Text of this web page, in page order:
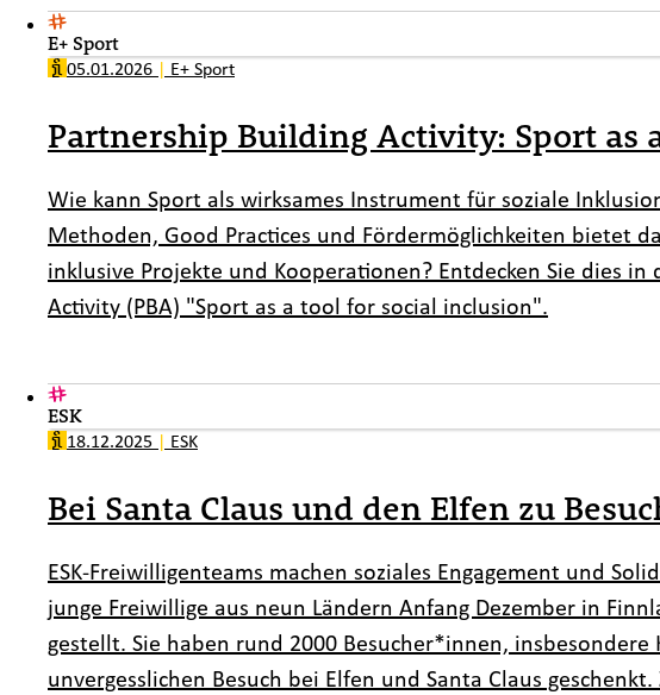
E+ Sport
05.01.2026 | E+ Sport
Partnership Building Activity: Sport
Wie kann Sport als wirksames Instrument für soziale
Methoden, Good Practices und Fördermöglichkeiten bietet
inklusive Projekte und Kooperationen? Entdecken Sie dies
Activity (PBA) "Sport as a tool for social inclusion".
ESK
18.12.2025 | ESK
Bei Santa Claus und den Elfen zu
ESK-Freiwilligenteams machen soziales Engagement und
junge Freiwillige aus neun Ländern Anfang Dezember in
gestellt. Sie haben rund 2000 Besucher*innen, insbesondere
unvergesslichen Besuch bei Elfen und Santa Claus